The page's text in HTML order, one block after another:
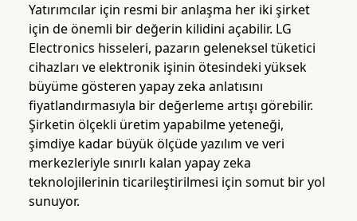
Yatırımcılar için resmi bir anlaşma her iki şirket
için de önemli bir değerin kilidini açabilir. LG
Electronics hisseleri, pazarın geleneksel tüketici
cihazları ve elektronik işinin ötesindeki yüksek
büyüme gösteren yapay zeka anlatısını
fiyatlandırmasıyla bir değerleme artışı görebilir.
Şirketin ölçekli üretim yapabilme yeteneği,
şimdiye kadar büyük ölçüde yazılım ve veri
merkezleriyle sınırlı kalan yapay zeka
teknolojilerinin ticarileştirilmesi için somut bir yol
sunuyor.